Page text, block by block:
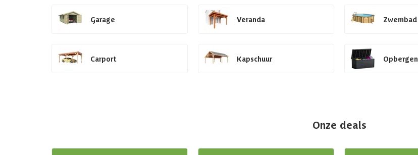
Garage Veranda Zwembad
Carport Kapschuur Opbergen
Onze deals